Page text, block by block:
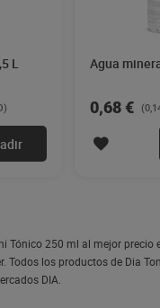
L Agua
0,68 €
Tónico 250 ml al mejor precio
Todos los productos de Dia
DIA.